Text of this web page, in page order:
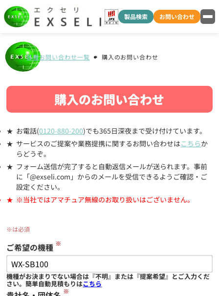
製品検索 お問い合わせ
各種お問い合わせ一覧 購入のお問い合わせ
購入のお問い合わせ
お電話(0120-880-200)でも365日深夜まで受け付けています。
サービスのご提案や業務提携に関するお問い合わせはこちらか
らどうぞ。
フォーム送信が完了すると自動返信メールが送られます。事前
に「@exseli.com」からのメールを受信できるようご確認・ご
設定ください。
※当社ではアマチュア無線のお取り扱いはございません。
※は必須
ご希望の機種 ※
機種がお決まりでない場合は『不明』または『提案希望』とご入力くだ
さい。簡単自動見積もりはこちら
※